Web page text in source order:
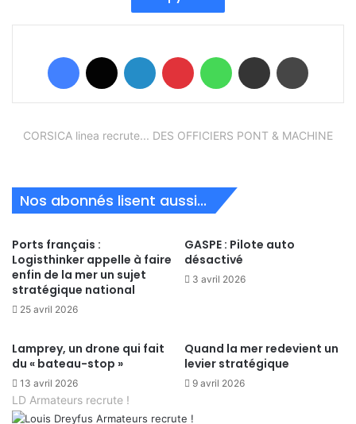
Facebook Linkedin Pinterest WhatsAppPartager par email
CORSICA linea recrute... DES OFFICIERS PONT & MACHINE
Nos abonnés lisent aussi...
Ports français :
Logisthinker appelle à faire
enfin de la mer un sujet
stratégique national
25 avril 2026
GASPE : Pilote auto
désactivé
3 avril 2026
Lamprey, un drone qui fait
du « bateau-stop »
13 avril 2026
Quand la mer redevient un
levier stratégique
9 avril 2026
LD Armateurs recrute !